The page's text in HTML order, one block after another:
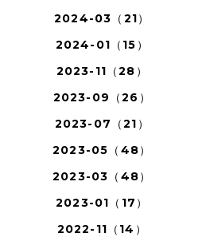
2024-03（21）
2024-01（15）
2023-11（28）
2023-09（26）
2023-07（21）
2023-05（48）
2023-03（48）
2023-01（17）
2022-11（14）